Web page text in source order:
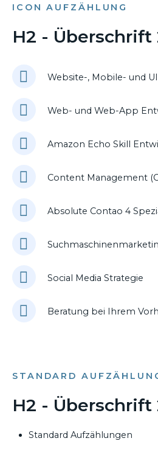
ICON AUFZÄHLUNG
H2 - Überschrift
Website-, Mobile- und
Web- und Web-App
Amazon Echo Skill
Content Management
Absolute Contao 4
Social Media Strategie
Beratung bei Ihrem
STANDARD
H2 - Überschrift
Standard Aufzählungen